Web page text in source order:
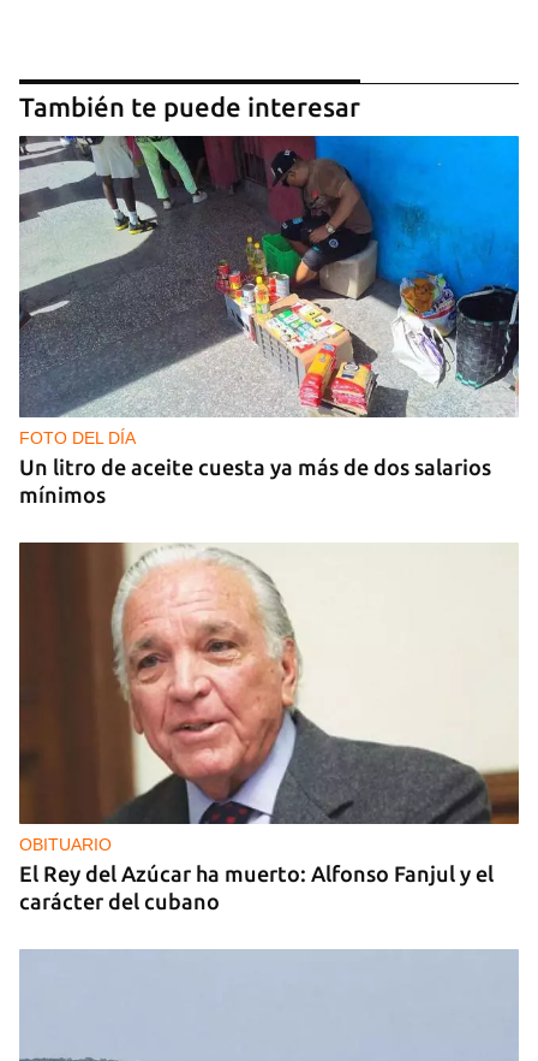
También te puede interesar
FOTO DEL DÍA
Un litro de aceite cuesta ya más de dos salarios
mínimos
OBITUARIO
El Rey del Azúcar ha muerto: Alfonso Fanjul y el
carácter del cubano